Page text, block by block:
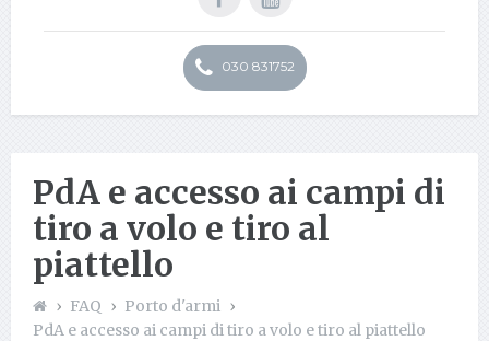
030 831752
PdA e accesso ai campi di
tiro a volo e tiro al
piattello
FAQ
Porto d'armi
PdA e accesso ai campi di tiro a volo e tiro al piattello